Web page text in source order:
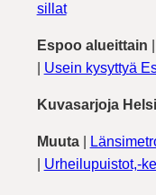
sillat
Espoo alueittain
Usein kysyttyä
Kuvasarjoja
Muuta|
Urheilupuistot,-